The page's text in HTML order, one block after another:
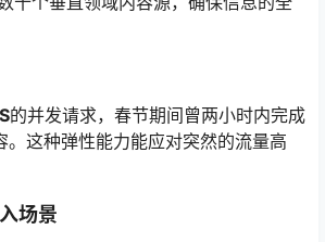
的并发请求，春节期间曾两小时内完成
。这种弹性能力能应对突然的流量高
场景